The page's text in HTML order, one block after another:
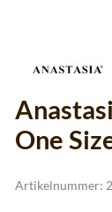
One
Artikelnummer: